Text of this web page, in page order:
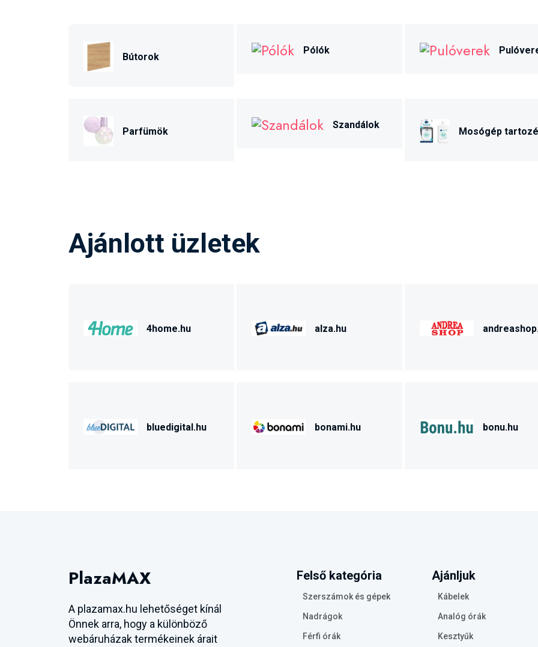
Bútorok
Pólók
Parfümök
Szandálok
Mosógép
Ajánlott üzletek
4home.hu alza.hu
bluedigital.hu bonami.hu bonu.hu
PlazaMAX
A plazamax.hu lehetőséget kínál
Önnek arra, hogy a különböző
webáruházak termékeinek árait
Felső kategória
Szerszámok és gépek
Nadrágok
Férfi órák
Ajánljuk
Kábelek
Analóg órák
Kesztyűk